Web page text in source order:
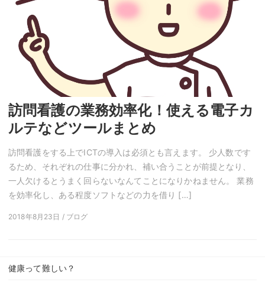
訪問看護の業務効率化！使える電子カ
ルテなどツールまとめ
訪問看護をする上でICTの導入は必須とも言えます。 少人数です
るため、それぞれの仕事に分かれ、補い合うことが前提となり、
一人欠けるとうまく回らないなんてことになりかねません。 業務
を効率化し、ある程度ソフトなどの力を借り […]
2018年8月23日 / ブログ
健康って難しい？